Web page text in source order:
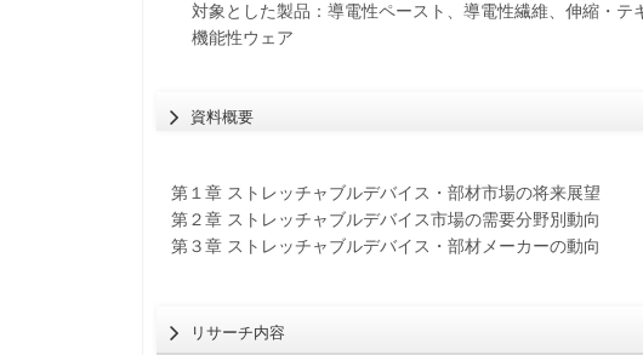
対象とした製品：導電性ペースト、導電性繊維、伸縮・テ
機能性ウェア
資料概要
第１章 ストレッチャブルデバイス・部材市場の将来展望
第２章 ストレッチャブルデバイス市場の需要分野別動向
第３章 ストレッチャブルデバイス・部材メーカーの動向
リサーチ内容